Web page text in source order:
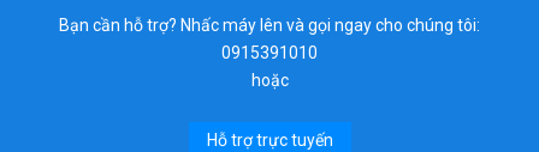
Bạn cần hỗ trợ? Nhấc máy lên và gọi ngay cho chúng tôi:
0915391010
hoặc
Hỗ trợ trực tuyến